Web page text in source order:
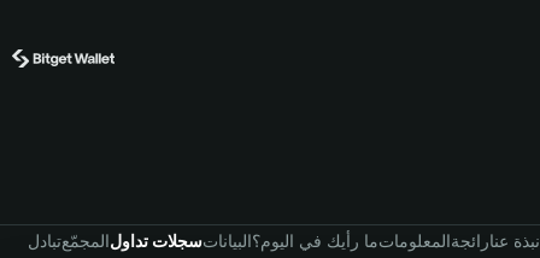
تبادلالمجمّعسجلات تداولالبياناتما رأيك في اليوم؟المعلوماترائجةنبذة عنا